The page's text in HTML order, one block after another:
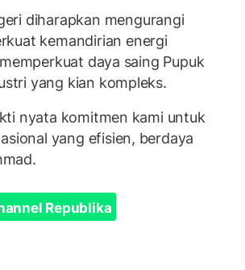
diharapkan mengurangi
kemandirian energi
daya saing Pupuk
yang kian kompleks.
nyata komitmen kami untuk
yang efisien, berdaya
Republika